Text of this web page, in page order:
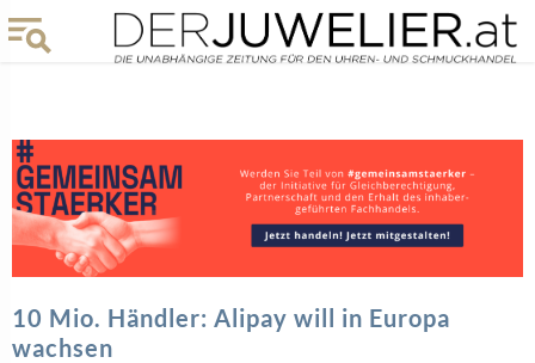
10 Mio. Händler: Alipay will in Europa
wachsen